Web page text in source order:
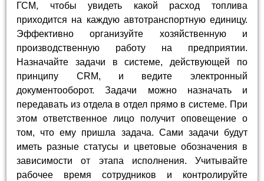
ГСМ, чтобы увидеть какой расход топлива
приходится на каждую автотранспортную единицу.
Эффективно организуйте хозяйственную и
производственную работу на предприятии.
Назначайте задачи в системе, действующей по
принципу CRM, и ведите электронный
документооборот. Задачи можно назначать и
передавать из отдела в отдел прямо в системе. При
этом ответственное лицо получит оповещение о
том, что ему пришла задача. Сами задачи будут
иметь разные статусы и цветовые обозначения в
зависимости от этапа исполнения. Учитывайте
рабочее время сотрудников и контролируйте